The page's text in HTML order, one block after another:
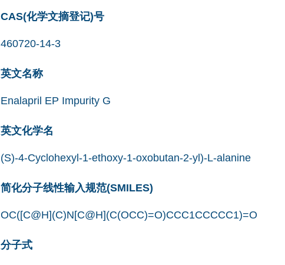
CAS(化学文摘登记)号
460720-14-3
英文名称
Enalapril EP Impurity G
英文化学名
(S)-4-Cyclohexyl-1-ethoxy-1-oxobutan-2-yl)-L-alanine
简化分子线性输入规范(SMILES)
OC([C@H](C)N[C@H](C(OCC)=O)CCC1CCCCC1)=O
分子式